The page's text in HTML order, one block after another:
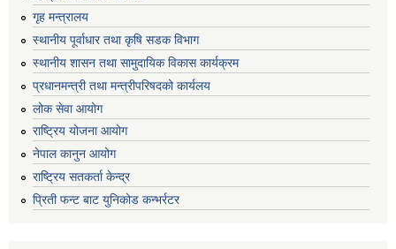
गृह मन्त्रालय
स्थानीय पूर्वाधार तथा कृषि सडक विभाग
स्थानीय शासन तथा सामुदायिक विकास कार्यक्रम
प्रधानमन्त्री तथा मन्त्रीपरिषदको कार्यलय
लोक सेवा आयोग
राष्ट्रिय योजना आयोग
नेपाल कानुन आयोग
राष्ट्रिय सतकर्ता केन्द्र
प्रिती फन्ट बाट युनिकोड कन्भर्रटर